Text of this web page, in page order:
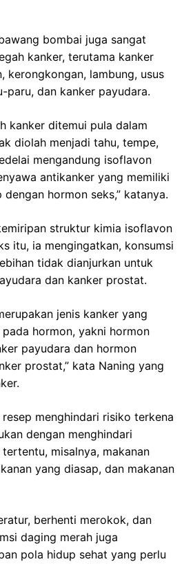
bombai juga sangat
kanker, terutama kanker
kerongkongan, lambung, usus
paru, dan kanker payudara.
kanker ditemui pula dalam
diolah menjadi tahu, tempe,
mengandung isoflavon
antikanker yang memiliki
hormon seks,” katanya.
struktur kimia isoflavon
itu, ia mengingatkan, konsumsi
tidak dianjurkan untuk
dan kanker prostat.
jenis kanker yang
hormon, yakni hormon
payudara dan hormon
prostat,” kata Naning yang
menghindari risiko terkena
dengan menghindari
misalnya, makanan
yang diasap, dan makanan
berhenti merokok, dan
daging merah juga
pola hidup sehat yang perlu